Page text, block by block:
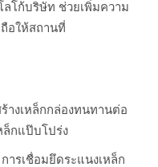
โก้บริษัท ช่วยเพิ่มความ
อให้สถานที่
ร้างเหล็กกล่องทนทานต่อ
ล็กแป๊บโปร่ง
การเชื่อมยึดระแนงเหล็ก